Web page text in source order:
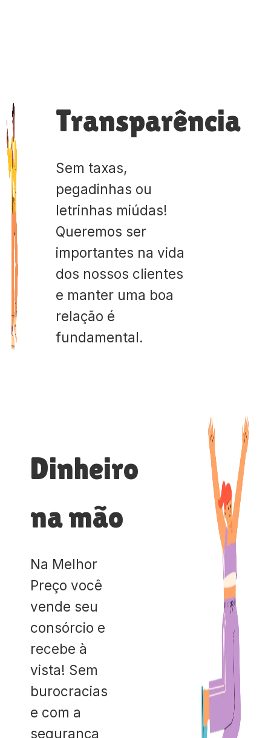
Transparência
Sem taxas,
pegadinhas ou
letrinhas miúdas!
Queremos ser
importantes na vida
dos nossos clientes
e manter uma boa
relação é
fundamental.
Dinheiro
na mão
Na Melhor
Preço você
vende seu
consórcio e
recebe à
vista! Sem
burocracias
e com a
segurança